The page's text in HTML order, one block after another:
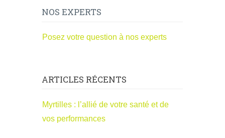
NOS EXPERTS
Posez votre question à nos experts
ARTICLES RÉCENTS
Myrtilles : l’allié de votre santé et de
vos performances